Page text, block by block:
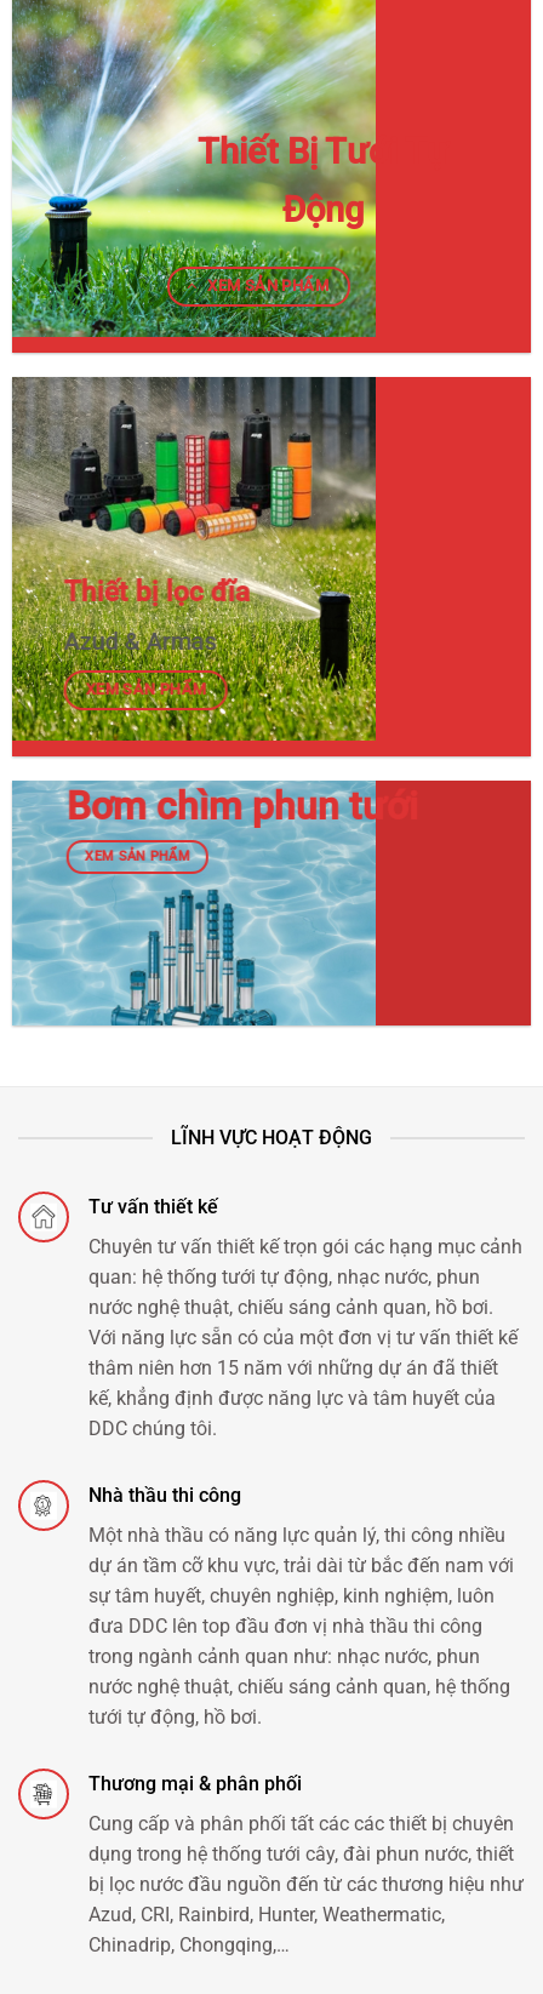
Thiết Bị Tưới Tự
Động
XEM SẢN PHẨM
Thiết bị lọc đĩa
Azud & Armas
XEM SẢN PHẨM
Bơm chìm phun tưới
XEM SẢN PHẨM
LĨNH VỰC HOẠT ĐỘNG
Tư vấn thiết kế
Chuyên tư vấn thiết kế trọn gói các hạng mục cảnh
quan: hệ thống tưới tự động, nhạc nước, phun
nước nghệ thuật, chiếu sáng cảnh quan, hồ bơi.
Với năng lực sẵn có của một đơn vị tư vấn thiết kế
thâm niên hơn 15 năm với những dự án đã thiết
kế, khẳng định được năng lực và tâm huyết của
DDC chúng tôi.
Nhà thầu thi công
Một nhà thầu có năng lực quản lý, thi công nhiều
dự án tầm cỡ khu vực, trải dài từ bắc đến nam với
sự tâm huyết, chuyên nghiệp, kinh nghiệm, luôn
đưa DDC lên top đầu đơn vị nhà thầu thi công
trong ngành cảnh quan như: nhạc nước, phun
nước nghệ thuật, chiếu sáng cảnh quan, hệ thống
tưới tự động, hồ bơi.
Thương mại & phân phối
Cung cấp và phân phối tất các các thiết bị chuyên
dụng trong hệ thống tưới cây, đài phun nước, thiết
bị lọc nước đầu nguồn đến từ các thương hiệu như
Azud, CRI, Rainbird, Hunter, Weathermatic,
Chinadrip, Chongqing,…